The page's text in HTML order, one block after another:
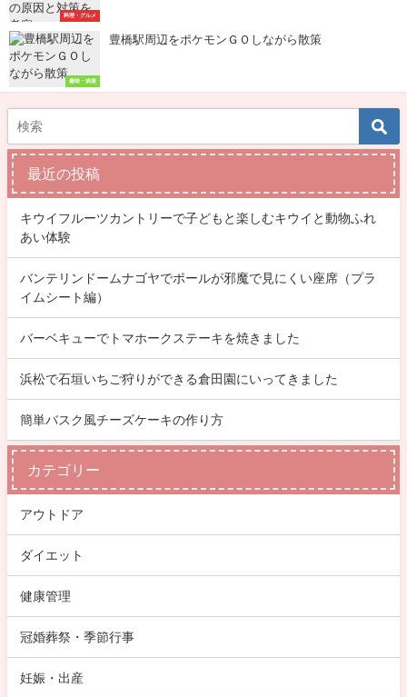
料理・グルメ
趣味・娯楽
豊橋駅周辺をポケモンＧＯしながら散策
最近の投稿
キウイフルーツカントリーで子どもと楽しむキウイと動物ふれ
あい体験
バンテリンドームナゴヤでポールが邪魔で見にくい座席（プラ
イムシート編）
バーベキューでトマホークステーキを焼きました
浜松で石垣いちご狩りができる倉田園にいってきました
簡単バスク風チーズケーキの作り方
カテゴリー
アウトドア
ダイエット
健康管理
冠婚葬祭・季節行事
妊娠・出産